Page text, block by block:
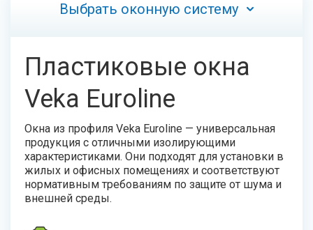
Выбрать оконную систему
Пластиковые окна
Veka Euroline
Окна из профиля Veka Euroline — универсальная
продукция с отличными изолирующими
характеристиками. Они подходят для установки в
жилых и офисных помещениях и соответствуют
нормативным требованиям по защите от шума и
внешней среды.